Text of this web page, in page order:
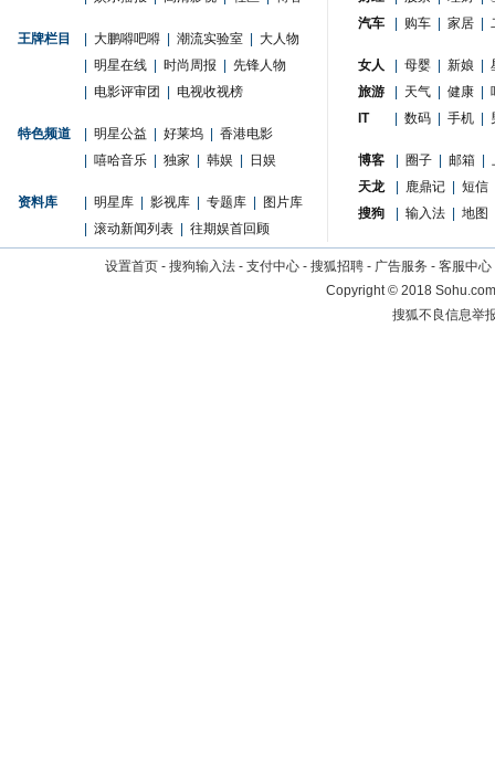
王牌栏目 大鹏嘚吧嘚 潮流实验室
大人物
明星在线 时尚周报
先锋人物
电影评审团 电视收视榜
特色频道 明星公益 好莱坞
香港电影
嘻哈音乐 独家 韩娱 日娱
资料库 明星库 影视库 专题库
图片库
滚动新闻列表 往期娱首回顾
汽车
购车 家居
女人 母婴 新娘
旅游
天气 健康
IT
数码 手机
博客 圈子 邮箱
天龙
鹿鼎记
短信
搜狗
输入法 地图
设置首页 - 搜狗输入法 - 支付中心 - 搜狐招聘 - 广告服务 - 客服中心
Copyright©2018
搜狐不良信息举